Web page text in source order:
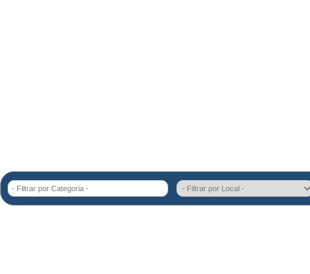
- Filtrar por Categoria -